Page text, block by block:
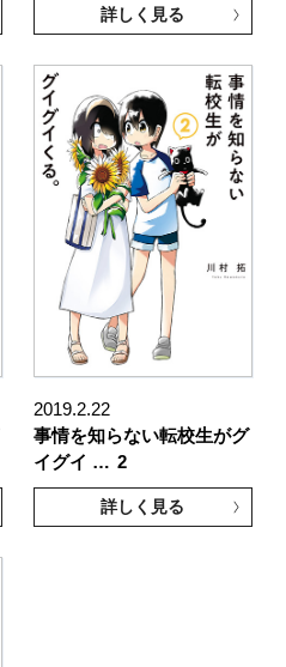
詳しく見る
2019.2.22
事情を知らない転校生がグ
イグイ … 2
詳しく見る